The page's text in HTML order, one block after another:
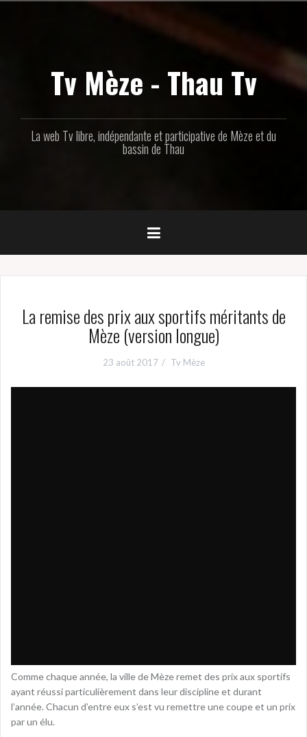
Tv Mèze - Thau Tv
La web Tv libre, indépendante et participative de Mèze et du
bassin de Thau
La remise des prix aux sportifs méritants de
Mèze (version longue)
23 août 2017 Tv Mèze
Comme chaque année, la ville de Mèze remet des prix aux sportifs
ayant réussi particulièrement dans leur discipline et durant
l’année. Chacun d’entre eux s’est vu remettre une coupe et un prix
par un élu.